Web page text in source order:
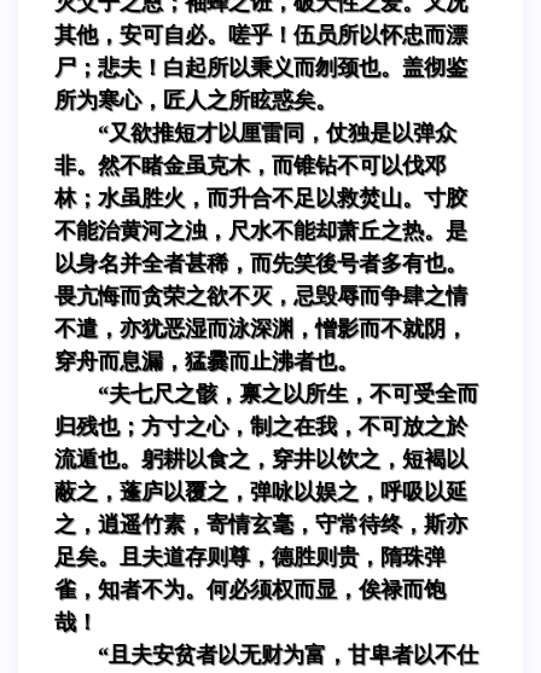
其他，安可自必。嗟乎！伍员所以怀忠而漂
尸；悲夫！白起所以秉义而刎颈也。盖彻鉴
所为寒心，匠人之所眩惑矣。
“又欲推短才以厘雷同，仗独是以弹众
非。然不睹金虽克木，而锥钻不可以伐邓
林；水虽胜火，而升合不足以救焚山。寸胶
不能治黄河之浊，尺水不能却萧丘之热。是
以身名并全者甚稀，而先笑後号者多有也。
畏亢悔而贪荣之欲不灭，忌毁辱而争肆之情
不遣，亦犹恶湿而泳深渊，憎影而不就阴，
穿舟而息漏，猛爨而止沸者也。
“夫七尺之骸，禀之以所生，不可受全而
归残也；方寸之心，制之在我，不可放之於
流遁也。躬耕以食之，穿井以饮之，短褐以
蔽之，蓬庐以覆之，弹咏以娱之，呼吸以延
之，逍遥竹素，寄情玄毫，守常待终，斯亦
足矣。且夫道存则尊，德胜则贵，隋珠弹
雀，知者不为。何必须权而显，俟禄而饱
哉！
“且夫安贫者以无财为富，甘卑者以不仕